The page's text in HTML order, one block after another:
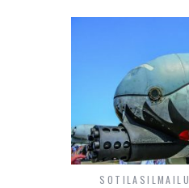
SOTILASILMAILU